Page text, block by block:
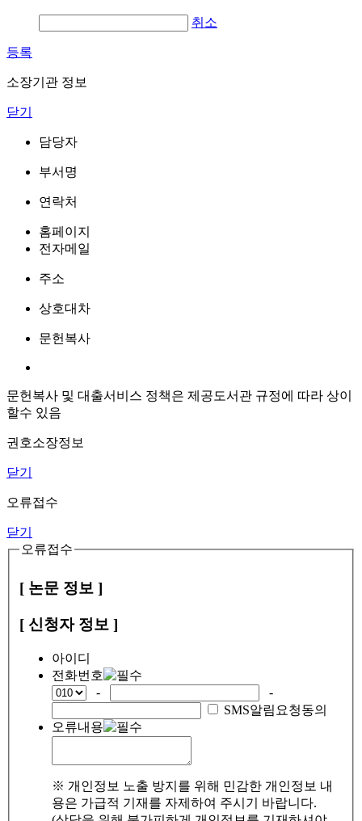
취소
등록
소장기관 정보
닫기
담당자
부서명
연락처
홈페이지
전자메일
주소
상호대차
문헌복사
문헌복사 및 대출서비스 정책은 제공도서관 규정에 따라 상이
할수 있음
권호소장정보
닫기
오류접수
닫기
오류접수
[ 논문 정보 ]
[ 신청자 정보 ]
아이디
전화번호
-
-
SMS알림요청동의
오류내용
※ 개인정보 노출 방지를 위해 민감한 개인정보 내
용은 가급적 기재를 자제하여 주시기 바랍니다.